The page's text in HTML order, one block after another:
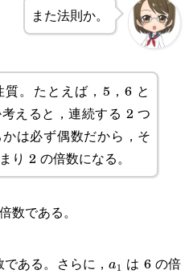
また法則か。
質。たとえば，5，6 と
えると，連続する 2 つ
は必ず偶数だから，そ
り 2 の倍数になる。
数である。
ある。さらに，a1
は 6 の倍